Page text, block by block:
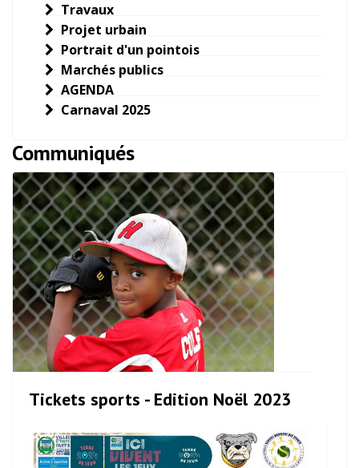
Travaux
Projet urbain
Portrait d'un pointois
Marchés publics
AGENDA
Carnaval 2025
Communiqués
Tickets sports - Edition Noël 2023